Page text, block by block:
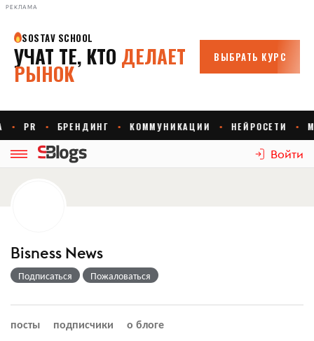
РЕКЛАМА
Войти
Bisness News
Подписаться Пожаловаться
посты подписчики о блоге